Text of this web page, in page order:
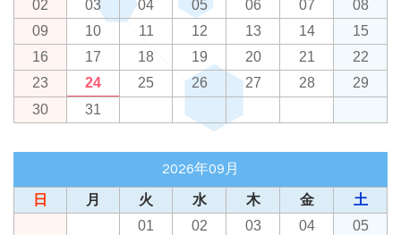
02
03 04 05 06 07
08
09
10 11 12 13 14
15
16
17 18 19 20 21
22
23
24 25 26 27 28
29
30
31
2026年09月
日 月 火 水 木 金
土
01
02 03 04
05